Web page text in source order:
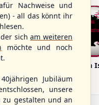
Alligators Fehmarn
Nachweise und
- all das könnt ihr
der sicham weiteren
möchte und noch
Jubiläum
unsere
zu gestalten und an